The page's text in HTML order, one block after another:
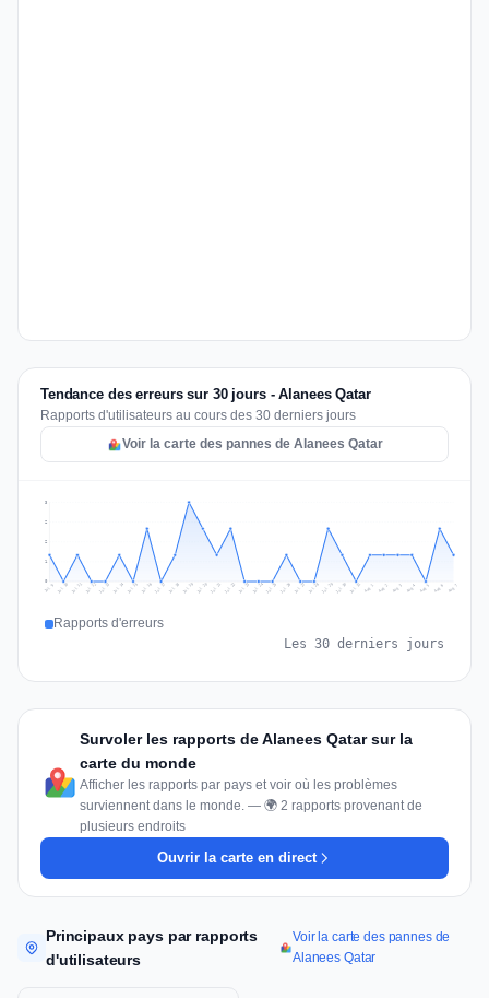
Tendance des erreurs sur 30 jours - Alanees Qatar
Rapports d'utilisateurs au cours des 30 derniers jours
Voir la carte des pannes de Alanees Qatar
1
2
2
3
Jul 9 Jul 10 Jul 11 Jul 12 Jul 13 Jul 14 Jul 15 Jul 16 Jul 17 Jul 18 Jul 19 Jul 20 Jul 21 Jul 22 Jul 23 Jul 24 Jul 25 Jul 26 Jul 27 Jul 28 Jul 29 Jul 30 Jul 31 Aug 1 Aug 2 Aug 3 Aug 4 Aug 5 Aug 6 Aug 7
Rapports d'erreurs
Les 30 derniers jours
Survoler les rapports de Alanees Qatar sur la
carte du monde
Afficher les rapports par pays et voir où les problèmes
surviennent dans le monde. — 🌍 2 rapports provenant de
plusieurs endroits
Ouvrir la carte en direct
Principaux pays par rapports
d'utilisateurs
Voir la carte des pannes de
Alanees Qatar